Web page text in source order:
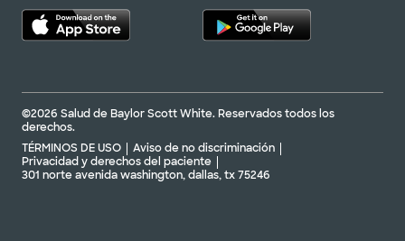
©2026 Salud de Baylor Scott White. Reservados todos los
derechos.
TÉRMINOS DE USO
Aviso de no discriminación
Privacidad y derechos del paciente
301 norte avenida washington, dallas, tx 75246